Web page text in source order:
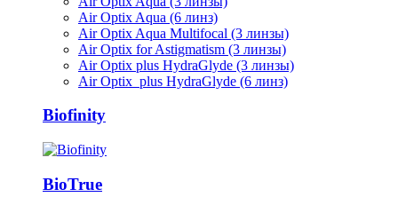
Air Optix Aqua (6 линз)
Air Optix Aqua Multifocal (3 линзы)
Air Optix for Astigmatism (3 линзы)
Air Optix plus HydraGlyde (3 линзы)
Air Optix plus HydraGlyde (6 линз)
Biofinity
BioTrue